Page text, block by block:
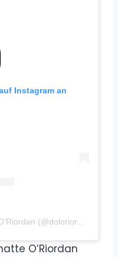
Instagram an
O’Riordan